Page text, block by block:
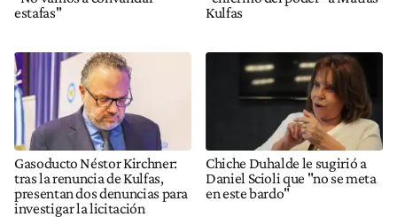
estafas"
Kulfas
Gasoducto Néstor Kirchner:
tras la renuncia de Kulfas,
presentan dos denuncias para
investigar la licitación
Chiche Duhalde le sugirió a
Daniel Scioli que "no se meta
en este bardo"